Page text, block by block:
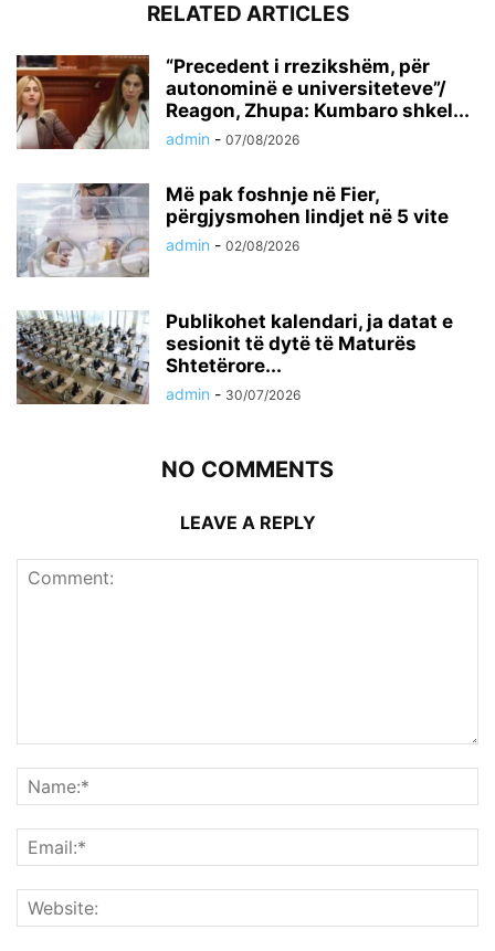
RELATED ARTICLES
“Precedent i rrezikshëm, për
autonominë e universiteteve”/
Reagon, Zhupa: Kumbaro shkel...
admin - 07/08/2026
Më pak foshnje në Fier,
përgjysmohen lindjet në 5 vite
admin - 02/08/2026
Publikohet kalendari, ja datat e
sesionit të dytë të Maturës
Shtetërore...
admin - 30/07/2026
NO COMMENTS
LEAVE A REPLY